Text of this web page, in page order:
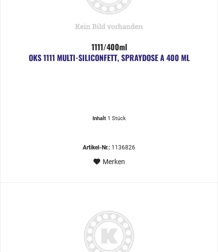
1111/400ml
OKS 1111 MULTI-SILICONFETT, SPRAYDOSE A 400 ML
Inhalt 1 Stück
Artikel-Nr.: 1136826
Merken